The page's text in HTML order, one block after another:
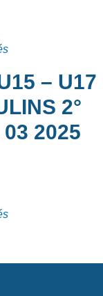
– U17
2°
2025